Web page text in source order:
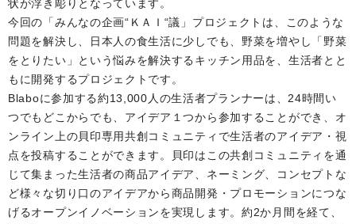
状が浮き彫りとなっています。
今回の「みんなの企画“ＫＡＩ“議」プロジェクトは、このような
問題を解決し、日本人の食生活に少しでも、野菜を増やし「野菜
をとりたい」という悩みを解決するキッチン用品を、生活者とと
もに開発するプロジェクトです。
Blaboに参加する約13,000人の生活者プランナーは、24時間い
つでもどこからでも、アイデア１つから参加することができ、オ
ンライン上の貝印専用共創コミュニティで生活者のアイデア・視
点を投稿することができます。貝印はこの共創コミュニティを通
じて集まった生活者の商品アイデア、ネーミング、コンセプトな
ど様々な切り口のアイデアから商品開発・プロモーションにつな
げるオープンイノベーションを実現します。約2か月間を経て、